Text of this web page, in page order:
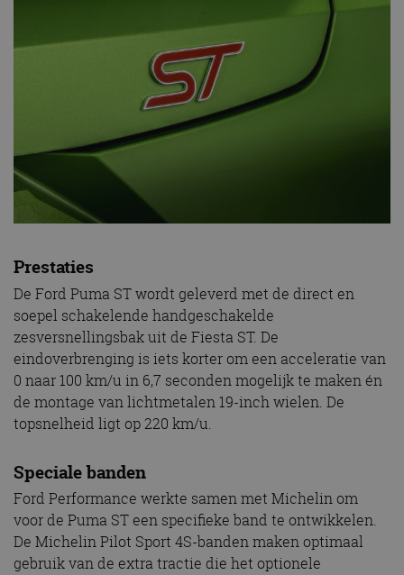
Prestaties
De Ford Puma ST wordt geleverd met de direct en
soepel schakelende handgeschakelde
zesversnellingsbak uit de Fiesta ST. De
eindoverbrenging is iets korter om een acceleratie van
0 naar 100 km/u in 6,7 seconden mogelijk te maken én
de montage van lichtmetalen 19-inch wielen. De
topsnelheid ligt op 220 km/u.
Speciale banden
Ford Performance werkte samen met Michelin om
voor de Puma ST een specifieke band te ontwikkelen.
De Michelin Pilot Sport 4S-banden maken optimaal
gebruik van de extra tractie die het optionele